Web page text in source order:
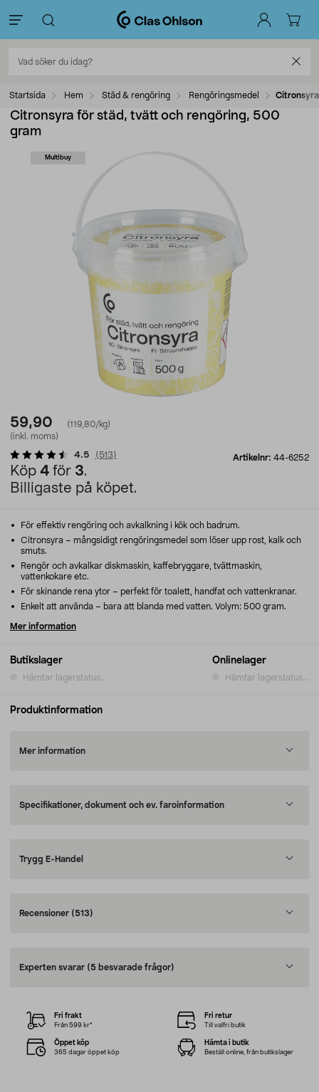
Startsida Hem Städ & rengöring Rengöringsmedel
Citronsyra för städ, tvätt och rengöring, 500
gram
Multibuy
59,90
(119,80/kg)
(inkl. moms)
Artikelnr: 44-6252
4.5 ( 513)
Köp 4 för 3.
Billigaste på köpet.
Butikslager
Hämtar lagerstatus...
Onlinelager
Hämtar lagerstatus...
För effektiv rengöring och avkalkning i kök och badrum.
Citronsyra – mångsidigt rengöringsmedel som löser upp rost, kalk och
smuts.
Rengör och avkalkar diskmaskin, kaffebryggare, tvättmaskin,
vattenkokare etc.
För skinande rena ytor – perfekt för toalett, handfat och vattenkranar.
Enkelt att använda – bara att blanda med vatten. Volym: 500 gram.
Mer information
Produktinformation
Mer information
Specifikationer, dokument och ev. faroinformation
Trygg E-Handel
Recensioner (513)
Experten svarar (5 besvarade frågor)
Fri frakt
Från 599 kr*
Fri retur
Till valfri butik
Öppet köp
365 dagar öppet köp
Hämta i butik
Beställ online, från butikslager